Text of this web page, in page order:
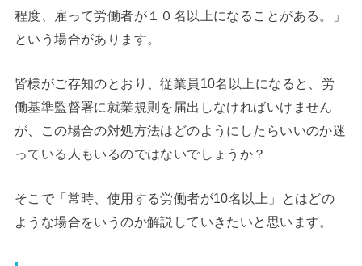
程度、雇って労働者が１０名以上になることがある。」
という場合があります。
皆様がご存知のとおり、従業員10名以上になると、労
働基準監督署に就業規則を届出しなければいけません
が、この場合の対処方法はどのようにしたらいいのか迷
っている人もいるのではないでしょうか？
そこで「常時、使用する労働者が10名以上」とはどの
ような場合をいうのか解説していきたいと思います。